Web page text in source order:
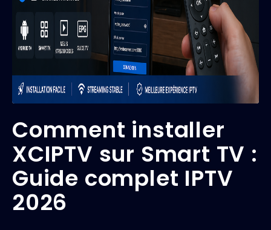
Comment installer
XCIPTV sur Smart TV :
Guide complet IPTV
2026